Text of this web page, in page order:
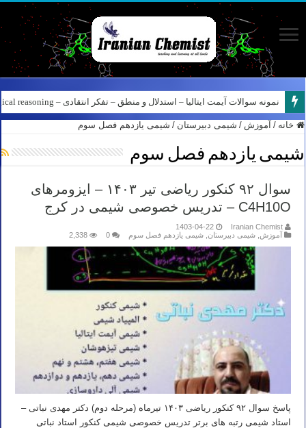
نمونه سوالات آیمت ایتالیا – استدلال و منطق – تفکر انتقادی – Logical reasoning – پارت ۸
کانال آیمت ایتالیا در نرم افزار بله – کانال شیمی آیمت استاد نباتی
خانه / آموزش / شیمی دبیرستان / شیمی یازدهم فصل سوم
شیمی یازدهم فصل سوم
سوال ۹۲ کنکور ریاضی تیر ۱۴۰۳ – ایزومرهای
C4H10O – تدریس خصوصی شیمی در کرج
Iranian Chemist
1403-04-22
آموزش شیمی دبیرستان شیمی یازدهم فصل سوم 0
2,338
پاسخ سوال ۹۲ کنکور ریاضی ۱۴۰۳ تیرماه (مرحله دوم) دکتر مهدی نباتی –
استاد شیمی رتبه های برتر تدریس خصوصی شیمی کنکور استاد نباتی